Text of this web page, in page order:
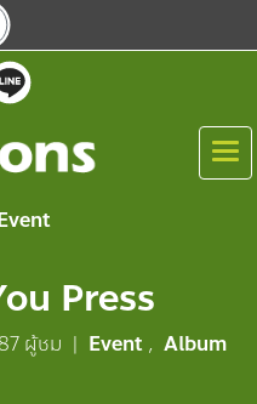
Press
ผู้ชม | Event , Album